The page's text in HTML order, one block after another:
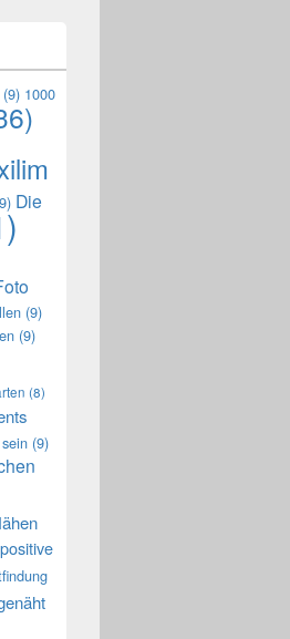
(9) 1000
Die
(9)
(9)
(8)
(9)
positive